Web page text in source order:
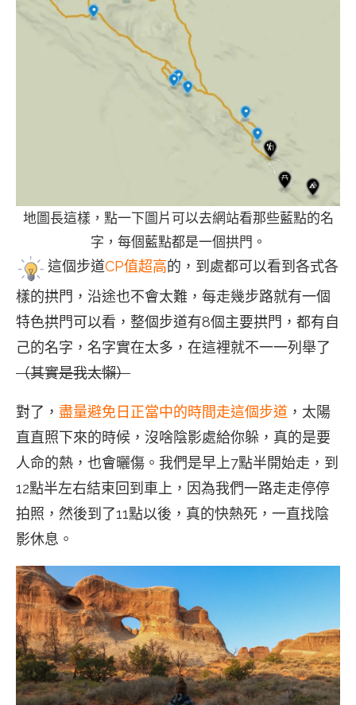
地圖長這樣，點一下圖片可以去網站看那些藍點的名
字，每個藍點都是一個拱門。
這個步道CP值超高的，到處都可以看到各式各
樣的拱門，沿途也不會太難，每走幾步路就有一個
特色拱門可以看，整個步道有8個主要拱門，都有自
己的名字，名字實在太多，在這裡就不一一列舉了
（其實是我太懶）
對了， 盡量避免日正當中的時間走這個步道 ，太陽
直直照下來的時候，沒啥陰影處給你躲，真的是要
人命的熱，也會曬傷。我們是早上7點半開始走，到
12點半左右結束回到車上，因為我們一路走走停停
拍照，然後到了11點以後，真的快熱死，一直找陰
影休息。